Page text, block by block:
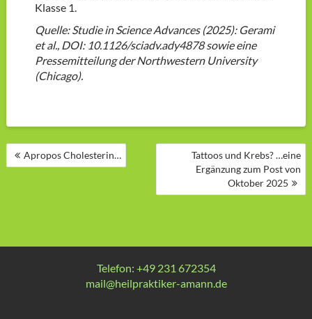
Klasse 1.
Quelle: Studie in Science Advances (2025): Gerami
et al., DOI: 10.1126/sciadv.ady4878 sowie eine
Pressemitteilung der Northwestern University
(Chicago).
BEITRAGSNAVIGATION
Apropos Cholesterin…
Tattoos und Krebs? …eine
Ergänzung zum Post von
Oktober 2025
Telefon: +49 231 672354
mail@heilpraktiker-amann.de